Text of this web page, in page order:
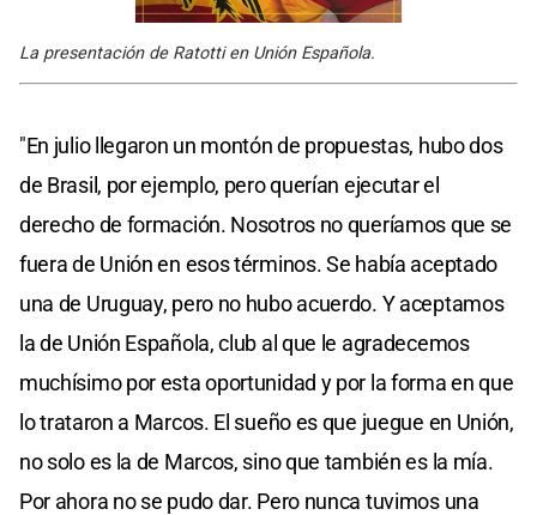
La presentación de Ratotti en Unión Española.
"En julio llegaron un montón de propuestas, hubo dos
de Brasil, por ejemplo, pero querían ejecutar el
derecho de formación. Nosotros no queríamos que se
fuera de Unión en esos términos. Se había aceptado
una de Uruguay, pero no hubo acuerdo. Y aceptamos
la de Unión Española, club al que le agradecemos
muchísimo por esta oportunidad y por la forma en que
lo trataron a Marcos. El sueño es que juegue en Unión,
no solo es la de Marcos, sino que también es la mía.
Por ahora no se pudo dar. Pero nunca tuvimos una